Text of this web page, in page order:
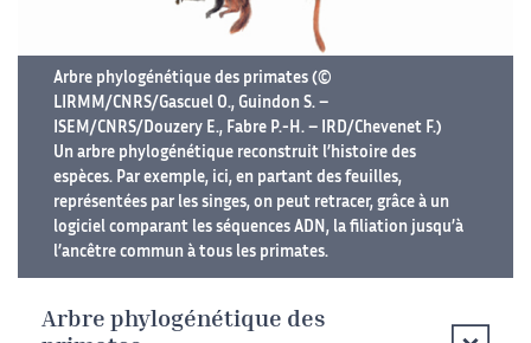
Arbre phylogénétique des primates (©
LIRMM/CNRS/Gascuel O., Guindon S. –
ISEM/CNRS/Douzery E., Fabre P.-H. – IRD/Chevenet F.)
Un arbre phylogénétique reconstruit l’histoire des
espèces. Par exemple, ici, en partant des feuilles,
représentées par les singes, on peut retracer, grâce à un
logiciel comparant les séquences ADN, la filiation jusqu’à
l’ancêtre commun à tous les primates.
Arbre phylogénétique des